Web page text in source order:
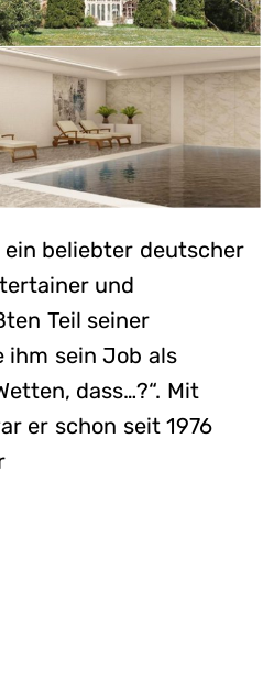
beliebter deutscher
und
Teil seiner
ihm sein Job als
dass…?“. Mit
er schon seit 1976